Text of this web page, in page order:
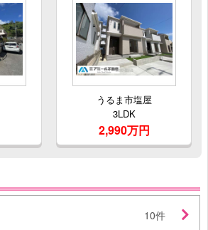
10件
うるま市塩屋
3LDK
2,990万円